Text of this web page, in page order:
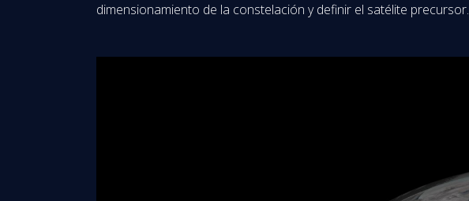
dimensionamiento de la constelación y definir el satélite precursor.